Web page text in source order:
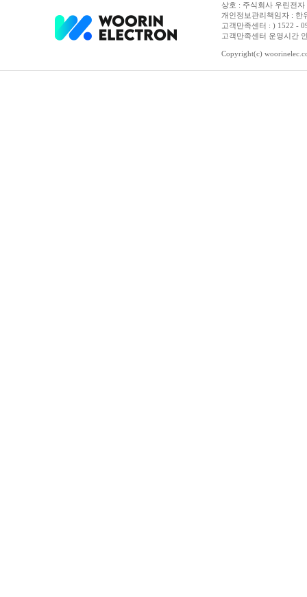
상호 : 주식회사 우린전
개인정보관리책임자 : 한
고객만족센터 : ) 1522 -
고객만족센터 운영시간
Copyright(c)